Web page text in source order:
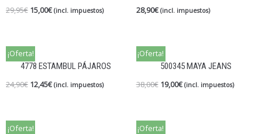
29,95€ 15,00€ (incl. impuestos)
28,90€ (incl. impuestos)
¡Oferta!
4778 ESTAMBUL PÁJAROS
24,90€ 12,45€ (incl. impuestos)
¡Oferta!
500345 MAYA JEANS
38,00€ 19,00€ (incl. impuestos)
¡Oferta!
¡Oferta!